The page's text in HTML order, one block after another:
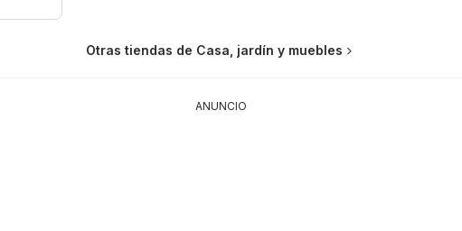
Otras tiendas de Casa, jardín y muebles
ANUNCIO